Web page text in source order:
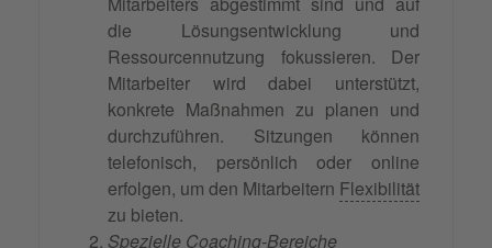
die Lösungsentwicklung und
Ressourcennutzung fokussieren. Der
Mitarbeiter wird dabei unterstützt,
konkrete Maßnahmen zu planen und
durchzuführen. Sitzungen können
telefonisch, persönlich oder online
erfolgen, um den Mitarbeitern Flexibilität
zu bieten.
Spezielle Coaching-Bereiche